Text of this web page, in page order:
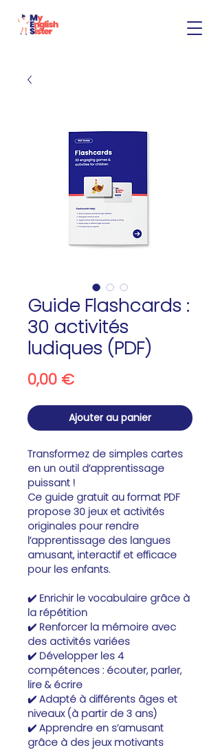
Guide Flashcards :
30 activités
ludiques (PDF)
0,00 €Prix
Ajouter au panier
Transformez de simples cartes
en un outil d’apprentissage
puissant !
Ce guide gratuit au format PDF
propose 30 jeux et activités
originales pour rendre
l’apprentissage des langues
amusant, interactif et efficace
pour les enfants.
✔️ Enrichir le vocabulaire grâce à
la répétition
✔️ Renforcer la mémoire avec
des activités variées
✔️ Développer les 4
compétences : écouter, parler,
lire & écrire
✔️ Adapté à différents âges et
niveaux(à partir de 3 ans)
✔️ Apprendre en s’amusant
grâce à des jeux motivants